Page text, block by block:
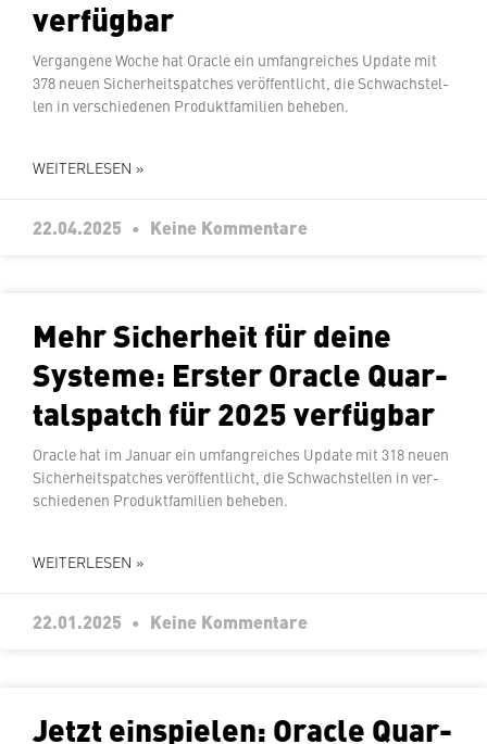
verfügbar
Ver­gan­ge­ne Woche hat Oracle ein um­fang­rei­ches Update mit
378 neuen Si­cher­heits­patches ver­öf­fent­licht, die Schwach­stel­
len in ver­schie­de­nen Pro­dukt­fa­mi­li­en beheben.
WEITERLESEN »
22.04.2025 Keine Kommentare
Mehr Si­cher­heit für deine
Systeme: Erster Oracle Quar­
tals­patch für 2025 verfügbar
Oracle hat im Januar ein um­fang­rei­ches Update mit 318 neuen
Si­cher­heits­patches ver­öf­fent­licht, die Schwach­stel­len in ver­
schie­de­nen Pro­dukt­fa­mi­li­en beheben.
WEITERLESEN »
22.01.2025 Keine Kommentare
Jetzt ein­spie­len: Oracle Quar­